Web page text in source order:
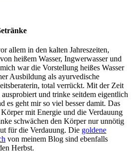
allem in den kalten Jahreszeiten,
heißem Wasser, Ingwerwasser und
war die Vorstellung heißes Wasser
Ausbildung als ayurvedische
total verrückt. Mit der Zeit
und trinke seitdem eigentlich
es geht mir so viel besser damit. Das
mit Energie und die Verdauung
schwächen den Körper nur unnötig
für die Verdauung. Die goldene
von meinem Blog sind ebenfalls
Herbst.